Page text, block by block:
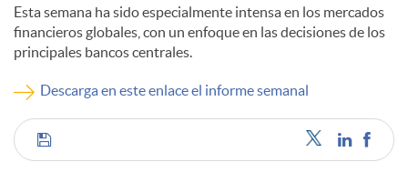
e
c
o
Esta semana ha sido especialmente intensa en los mercados
financieros globales, con un enfoque en las decisiones de los
principales bancos centrales.
Descarga en este enlace el informe semanal
C